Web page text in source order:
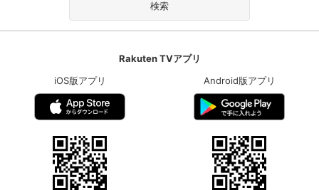
Rakuten TVアプリ
iOS版アプリ
Android版アプリ